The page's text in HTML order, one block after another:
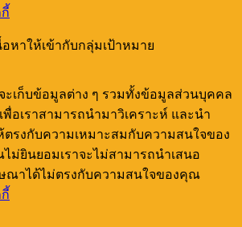
หาให้เข้ากับกลุ่มเป้าหมาย
ะเก็บข้อมูลต่าง ๆ รวมทั้งข้อมูลส่วนบุคคล
อเราสามารถนำมาวิเคราะห์ และนำ
ตรงกับความเหมาะสมกับความสนใจของ
ยินยอมเราจะไม่สามารถนำเสนอ
ณาได้ไม่ตรงกับความสนใจของคุณ